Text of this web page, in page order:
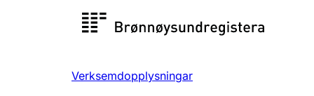
Registersøk
Verksemdopplysningar